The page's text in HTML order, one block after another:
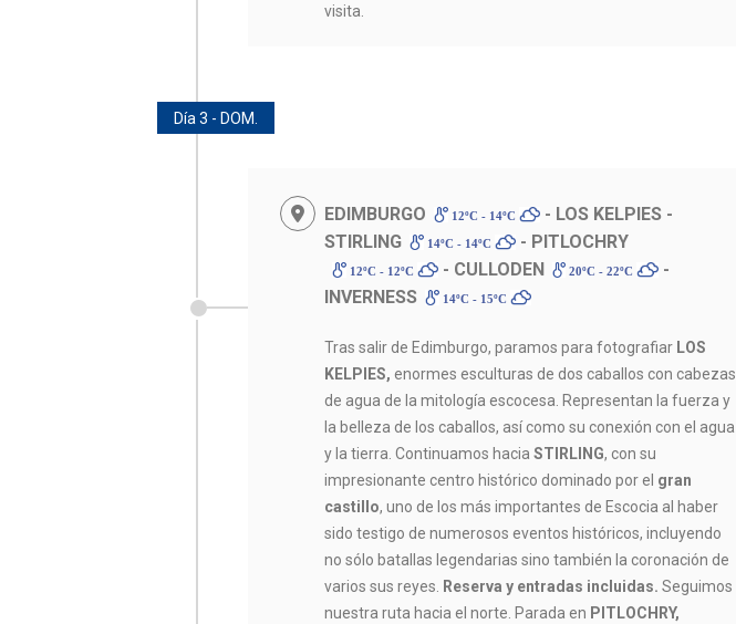
visita.
Día 3 - DOM.
EDIMBURGO 12ºC - 14ºC
- LOS KELPIES -
STIRLING
14ºC - 14ºC - PITLOCHRY
12ºC - 12ºC - CULLODEN 20ºC - 22ºC
-
INVERNESS
14ºC - 15ºC
Tras salir de Edimburgo, paramos para fotografiar LOS
KELPIES, enormes esculturas de dos caballos con cabezas
de agua de la mitología escocesa. Representan la fuerza y
la belleza de los caballos, así como su conexión con el agua
y la tierra. Continuamos haciaSTIRLING, con su
impresionante centro histórico dominado por el gran
castillo, uno de los más importantes de Escocia al haber
sido testigo de numerosos eventos históricos, incluyendo
no sólo batallas legendarias sino también la coronación de
varios sus reyes. Reserva y entradas incluidas.Seguimos
nuestra ruta hacia el norte. Parada en PITLOCHRY,